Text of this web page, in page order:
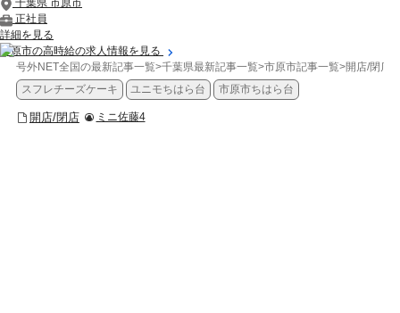
正社員
詳細を見る
市原市の高時給の求人情報を見る
号外NET全国の最新記事一覧>千葉県最新記事一覧>市原市記事一覧>開店/閉店
スフレチーズケーキ
ユニモちはら台 市原市ちはら台
開店/閉店 ミニ佐藤4